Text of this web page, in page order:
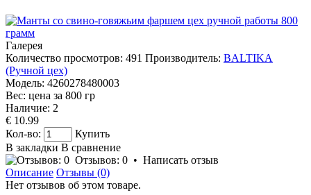
Галерея
Количество просмотров: 491 Производитель: BALTIKA
(Ручной цех)
Модель: 4260278480003
Вес: цена за 800 гр
Наличие: 2
€ 10.99
Кол-во:
Купить
В закладки В сравнение
Отзывов: 0 • Написать отзыв
Описание Отзывы (0)
Нет отзывов об этом товаре.